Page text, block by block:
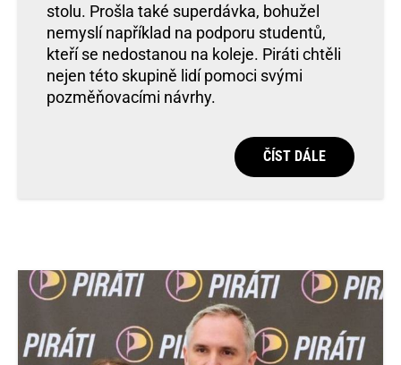
stolu. Prošla také superdávka, bohužel
nemyslí například na podporu studentů,
kteří se nedostanou na koleje. Piráti chtěli
nejen této skupině lidí pomoci svými
pozměňovacími návrhy.
ČÍST DÁLE